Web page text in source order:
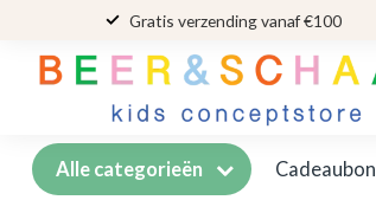
Gratis verzending vanaf €100
Alle categorieën Cadeaubon